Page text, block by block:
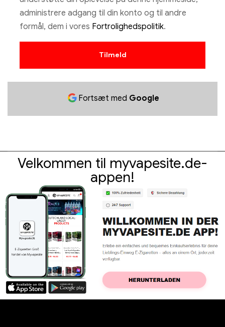
administrere adgang til din konto og til andre
formål, dem i vores Fortrolighedspolitik.
Tilmeld
Fortsæt med Google
Velkommen til myvapesite.de-
appen!